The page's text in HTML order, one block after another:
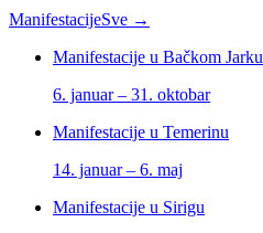
ManifestacijeSve →
Manifestacije u Bačkom Jarku
6. januar – 31. oktobar
Manifestacije u Temerinu
14. januar – 6. maj
Manifestacije u Sirigu